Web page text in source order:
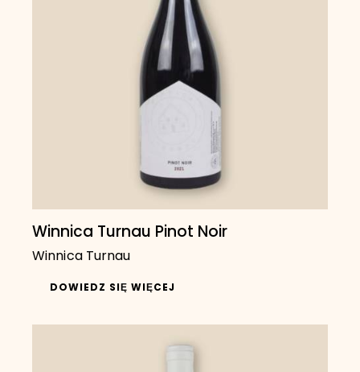
Winnica Turnau Pinot Noir
Winnica Turnau
DOWIEDZ SIĘ WIĘCEJ